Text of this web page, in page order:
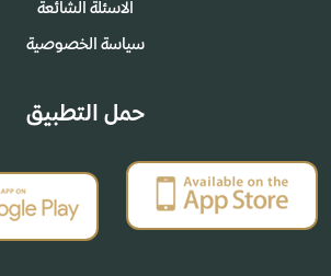
الاسئلة الشائعة
سياسة الخصوصية
حمل التطبيق